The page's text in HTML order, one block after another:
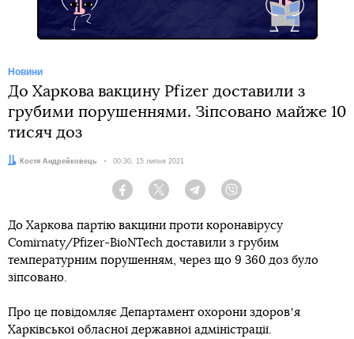
Новини
До Харкова вакцину Pfizer доставили з
грубими порушеннями. Зіпсовано майже 10
тисяч доз
Автор:Костя Андрейковець Дата:
00:30, 15 липня 2021
Facebook Twitter Telegram
До Харкова партію вакцини проти коронавірусу
Comirnaty/Pfizer-BioNTech доставили з грубим
температурним порушенням, через що 9 360 доз було
зіпсовано.
Про це повідомляє Департамент охорони здоровʼя
Харківської обласної державної адміністрації.